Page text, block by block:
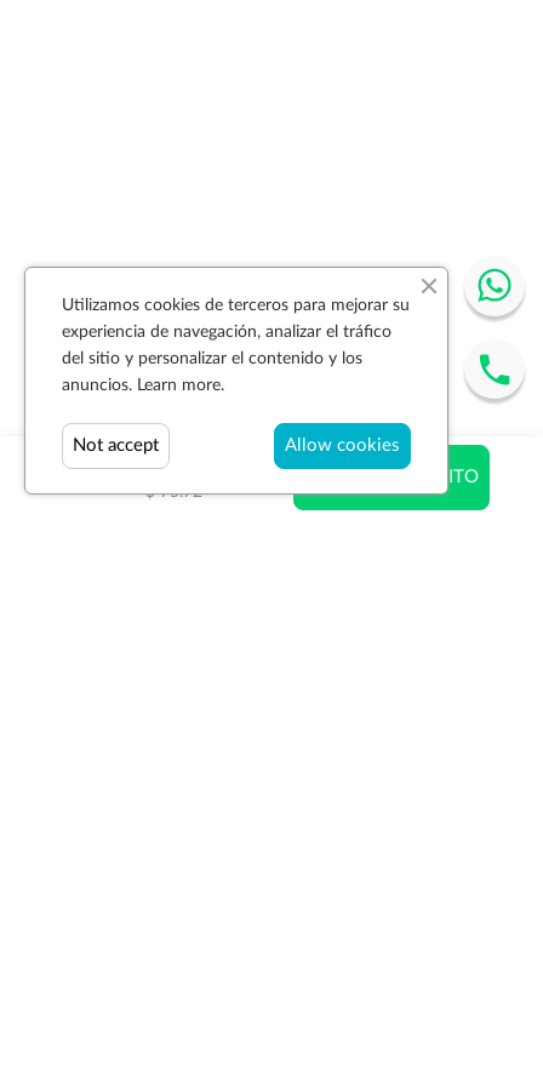
$ 75.72
$ 75.72
AÑADIR AL CARRITO
Utilizamos cookies de terceros para mejorar su
experiencia de navegación, analizar el tráfico
del sitio y personalizar el contenido y los
anuncios. Learn more.
Allow cookies
Not accept